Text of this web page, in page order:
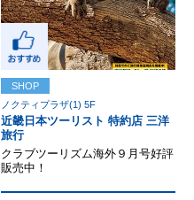
SHOP
ノクティプラザ(1) 5F
近畿日本ツーリスト 特約店 三洋
旅行
クラブツーリズム海外９月号好評
販売中！